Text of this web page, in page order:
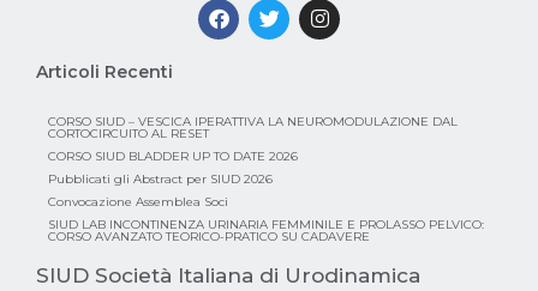
Articoli Recenti
CORSO SIUD – VESCICA IPERATTIVA LA NEUROMODULAZIONE DAL
CORTOCIRCUITO AL RESET
CORSO SIUD BLADDER UP TO DATE 2026
Pubblicati gli Abstract per SIUD 2026
Convocazione Assemblea Soci
SIUD LAB INCONTINENZA URINARIA FEMMINILE E PROLASSO PELVICO:
CORSO AVANZATO TEORICO-PRATICO SU CADAVERE
SIUD Società Italiana di Urodinamica